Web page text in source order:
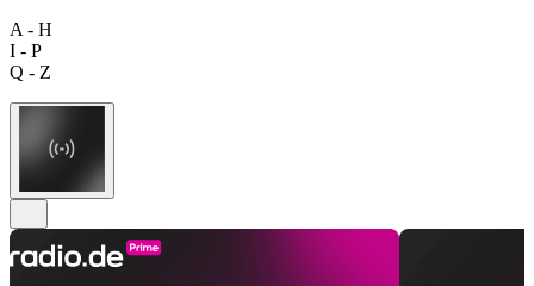
A - H
I - P
Q - Z